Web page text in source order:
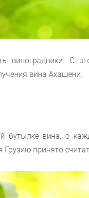
виноградники. С
вина Ахашени.
бутылке вина, о
принято